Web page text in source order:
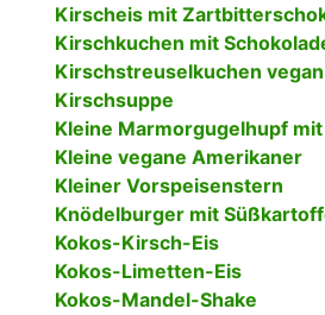
Kirscheis mit
Kirschkuchen mit
Kirschstreuselkuchen
Kirschsuppe
Kleine Marmorgugelhupf
Kleine vegane Amerikaner
Kleiner Vorspeisenstern
Knödelburger mit
Kokos-Kirsch-Eis
Kokos-Limetten-Eis
Kokos-Mandel-Shake